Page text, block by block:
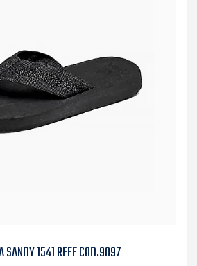
SANDY 1541 REEF COD.9097